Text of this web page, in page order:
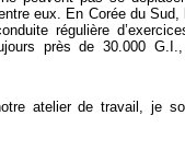
eux. En Corée du
régulière
près de 30.000
atelier de travail, je